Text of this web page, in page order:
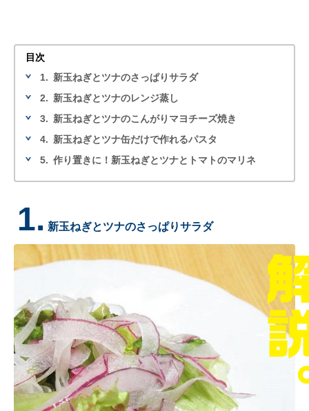
目次
1. 新玉ねぎとツナのさっぱりサラダ
2. 新玉ねぎとツナのレンジ蒸し
3. 新玉ねぎとツナのこんがりマヨチーズ焼き
4. 新玉ねぎとツナ缶だけで作れるパスタ
5. 作り置きに！新玉ねぎとツナとトマトのマリネ
1. 新玉ねぎとツナのさっぱりサラダ